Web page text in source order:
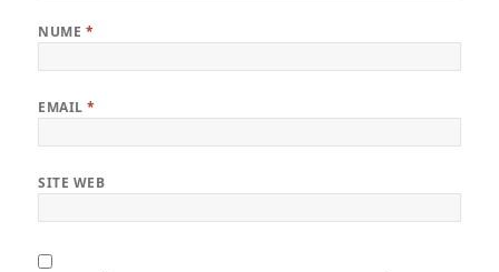
NUME *
EMAIL*
SITE WEB